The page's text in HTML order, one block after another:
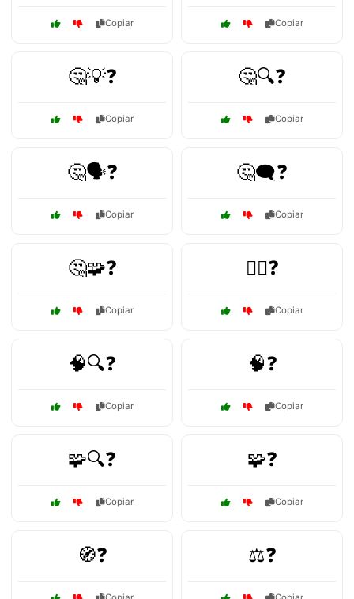
Copiar Copiar
🤔💡❓
Copiar
🤔🔍❓
Copiar
🤔🗣️❓
Copiar
🤔🗨️❓
Copiar
🤔🧩❓
Copiar
🤷‍♀️❓
Copiar
🧠🔍❓
Copiar
🧠❓
Copiar
🧩🔍❓
Copiar
🧩❓
Copiar
🧭❓ ⚖️❓